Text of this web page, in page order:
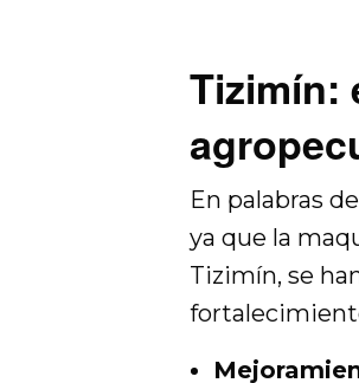
Tizimín:
En palabras
ya que la
Tizimín, se